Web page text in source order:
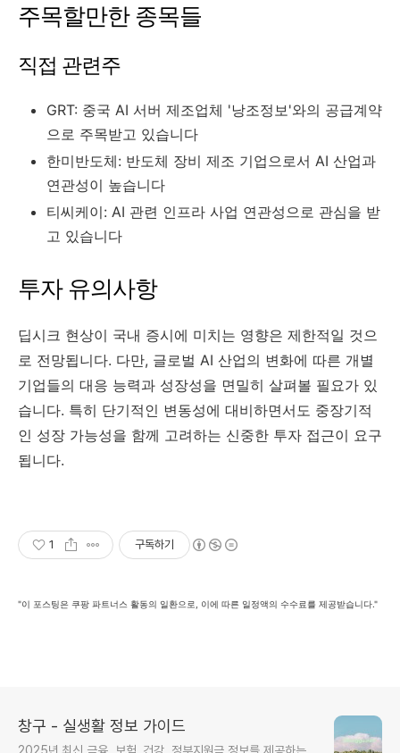
주목할만한 종목들
직접 관련주
GRT: 중국 AI 서버 제조업체 '낭조정보'와의 공급계약
으로 주목받고 있습니다
한미반도체: 반도체 장비 제조 기업으로서 AI 산업과
연관성이 높습니다
티씨케이: AI 관련 인프라 사업 연관성으로 관심을 받
고 있습니다
투자 유의사항
딥시크 현상이 국내 증시에 미치는 영향은 제한적일 것으
로 전망됩니다. 다만, 글로벌 AI 산업의 변화에 따른 개별
기업들의 대응 능력과 성장성을 면밀히 살펴볼 필요가 있
습니다. 특히 단기적인 변동성에 대비하면서도 중장기적
인 성장 가능성을 함께 고려하는 신중한 투자 접근이 요구
됩니다.
1 구독하기
"이 포스팅은 쿠팡 파트너스 활동의 일환으로, 이에 따른 일정액의 수수료를 제공받습니다."
창구 - 실생활 정보 가이드